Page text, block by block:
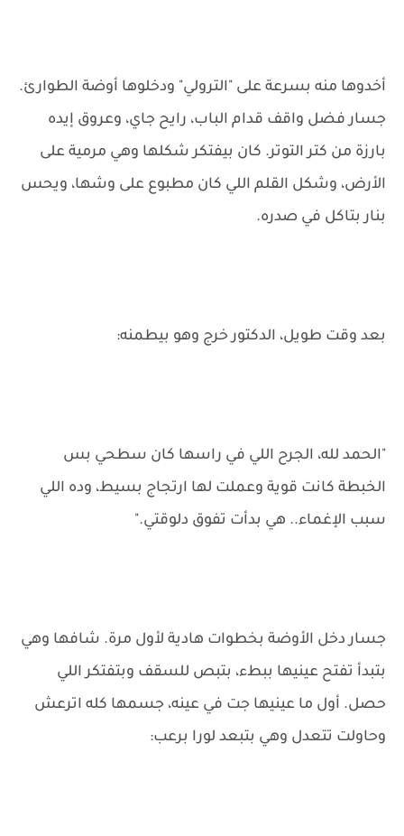
أخدوها منه بسرعة على "الترولي" ودخلوها أوضة الطوارئ.
جسار فضل واقف قدام الباب، رايح جاي، وعروق إيده
بارزة من كتر التوتر. كان بيفتكر شكلها وهي مرمية على
الأرض، وشكل القلم اللي كان مطبوع على وشها، ويحس
بنار بتاكل في صدره.
بعد وقت طويل، الدكتور خرج وهو بيطمنه:
"الحمد لله، الجرح اللي في راسها كان سطحي بس
الخبطة كانت قوية وعملت لها ارتجاج بسيط، وده اللي
سبب الإغماء.. هي بدأت تفوق دلوقتي."
جسار دخل الأوضة بخطوات هادية لأول مرة. شافها وهي
بتبدأ تفتح عينيها ببطء، بتبص للسقف وبتفتكر اللي
حصل. أول ما عينيها جت في عينه، جسمها كله اترعش
وحاولت تتعدل وهي بتبعد لورا برعب: